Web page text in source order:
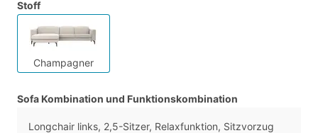
Stoff
Champagner
Sofa Kombination und Funktionskombination
Longchair links, 2,5-Sitzer, Relaxfunktion, Sitzvorzug